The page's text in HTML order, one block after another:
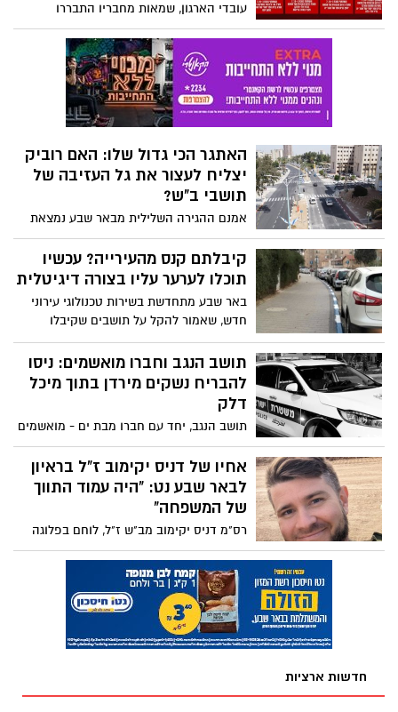
עובדי הארגון, שמאות מחבריו התבררו
כמחבלי חמאס - פשטו גם הם על הקיבוצים
ב-7 לאוקטובר ובהקלטות שמפרסם צה"ל
אמש, נחשפים עוד פרטים מהיום הנורא
ומהמעורבות חסרת התקדים של עובדי הארגון
האתגר הכי גדול שלו: האם רוביק
יצליח לעצור את גל העזיבה של
תושבי ב"ש?
אמנם ההגירה השלילית מבאר שבע נמצאת
בירידה פעוטה, אך קשה להתעלם מכך
שבאופן די קבוע מידי שנה אלפי תושבים
עוזבים את העיר. הביקוש להטבות מס מתגבר
כמובן - האם ראש העיר החדש/ישן יכול
לעצור את הסחף?
קיבלתם קנס מהעירייה? עכשיו
תוכלו לערער עליו בצורה דיגיטלית
באר שבע מתחדשת בשירות טכנולוגי עירוני
חדש, שאמור להקל על תושבים שקיבלו
קנסות חנייה וכד'. כל הפרטים
תושב הנגב וחברו מואשמים: ניסו
להבריח נשקים מירדן בתוך מיכל
דלק
תושב הנגב, יחד עם חברו מבת ים - מואשמים
כי ניסו להבריח נשקים דרך מעבר רבין. זאת
לא התפיסה הראשונה בתקופה האחרונה,
ונראה כי החלה מעין מגמת הברחות דרך
הגבול
אחיו של דניס יקימוב ז"ל בראיון
לבאר שבע נט: "היה עמוד התווך
של המשפחה"
רס"מ דניס יקימוב מב"ש ז"ל, לוחם בפלוגה
המסייעת של גדוד 17 בחטיבת ביסל"ח, נפל
בתאריך 2.3.24, לאחר שנפצע בקרב בדרום
רצועת עזה. איגור אחיו מספר בשיחה עם
"באר שבע נט" אודות האובדן הכבד שחוותה
המשפחה: "היה עמוד התווך של הבית"
חדשות ארציות